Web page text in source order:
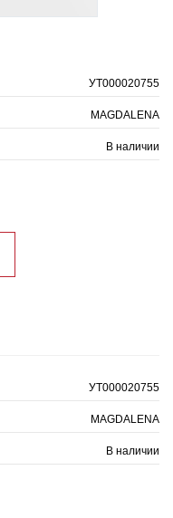
УТ000020755
MAGDALENA
В наличии
УТ000020755
MAGDALENA
В наличии